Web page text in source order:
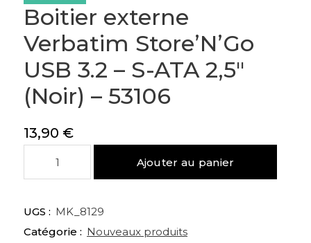
Boitier externe
Verbatim Store’N’Go
USB 3.2 – S-ATA 2,5″
(Noir) – 53106
13,90 €
Verbatim
Store'N'Go
Ajouter au panier
UGS : MK_8129
Catégorie : Nouveaux produits